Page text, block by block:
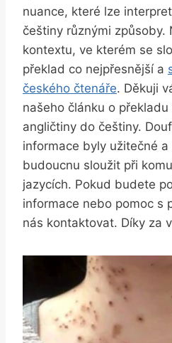
nuance, které lze
češtiny různými způsoby.
kontextu, ve kterém se
překlad co nejpřesnější a
českého čtenáře. Děkuji
našeho článku o překladu
angličtiny do češtiny.
informace byly užitečné
budoucnu sloužit při
jazycích. Pokud budete
informace nebo pomoc s
nás kontaktovat. Díky za